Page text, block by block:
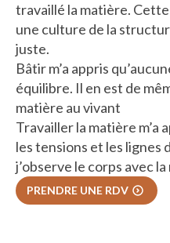
travaillé la matière.
une culture de la
juste.
Bâtir m’a appris
équilibre. Il en est de
matière au vivant
Travailler la matière m’a
les tensions et les lignes
j’observe le corps avec
PRENDRE UNE RDV